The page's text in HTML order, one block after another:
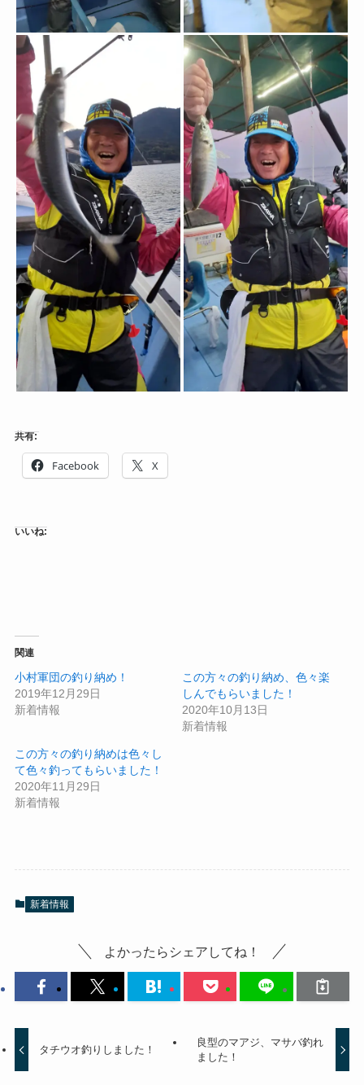
共有:
Facebook X
いいね:
関連
小村軍団の釣り納め！
2019年12月29日
新着情報
この方々の釣り納め、色々楽
しんでもらいました！
2020年10月13日
新着情報
この方々の釣り納めは色々し
て色々釣ってもらいました！
2020年11月29日
新着情報
新着情報
よかったらシェアしてね！
タチウオ釣りしました！
良型のマアジ、マサバ釣れ
ました！